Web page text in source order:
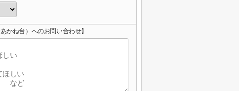
かね台）へのお問い合わせ】